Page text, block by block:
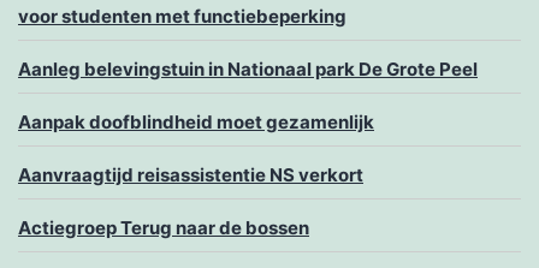
voor studenten met functiebeperking
Aanleg belevingstuin in Nationaal park De Grote Peel
Aanpak doofblindheid moet gezamenlijk
Aanvraagtijd reisassistentie NS verkort
Actiegroep Terug naar de bossen